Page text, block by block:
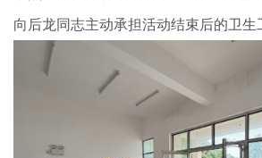
向后龙同志主动承担活动结束后的卫生